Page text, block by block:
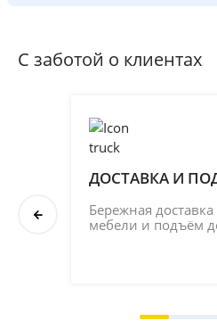
С заботой о клиентах
ДОСТАВКА И
Бережная
мебели и подъём